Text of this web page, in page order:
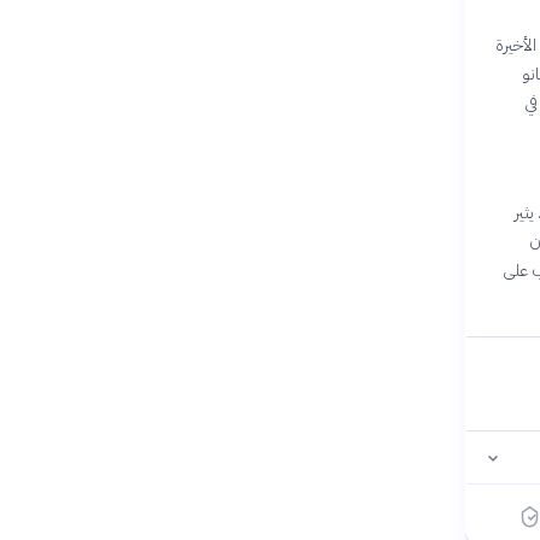
2026 يمثل الفرصة الأخيرة
2026. كريستيانو
في
يثير
على